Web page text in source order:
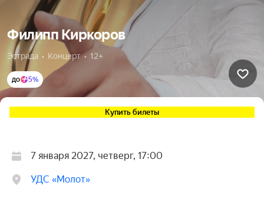
Филипп Киркоров
Эстрада  •  Концерт  •  12+
до 5%
Купить билеты
7 января 2027, четверг, 17:00
УДС «Молот»